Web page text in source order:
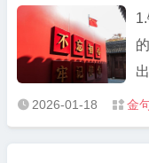
好
提
出
 2026-01-18  金